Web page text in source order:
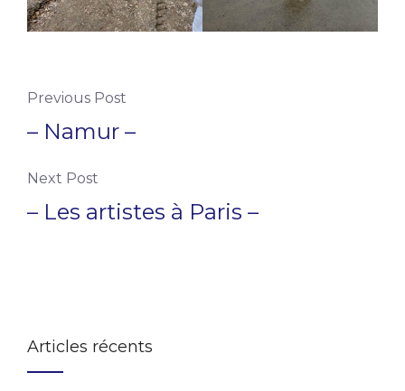
Previous Post
– Namur –
Next Post
– Les artistes à Paris –
Articles récents